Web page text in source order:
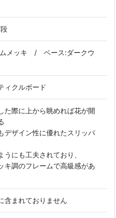
ムメッキ / ベース:ダークウ
ィクルボード
た際に上から眺めれば花が開
デザイン性に優れたスリッパ
うにも工夫されており、
キ調のフレームで高級感があ
含まれておりません